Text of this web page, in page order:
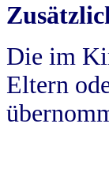
Die im
Eltern